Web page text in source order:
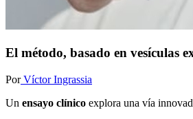
El método, basado en vesículas
PorVíctor Ingrassia
Un ensayo clínico explora una vía